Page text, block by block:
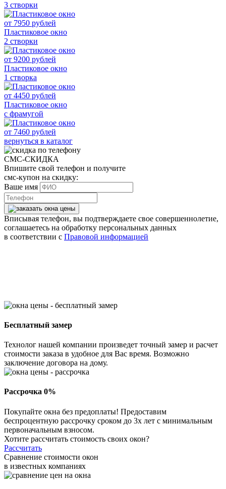
3 створки
от 7950 рублей
Пластиковое окно
2 створки
от 9200 рублей
Пластиковое окно
1 створка
от 4450 рублей
Пластиковое окно
с фрамугой
от 7460 рублей
вернуться в каталог
СМС-СКИДКА
Впишите свой телефон и получите
смс-купон на скидку:
Ваше имя
Вписывая телефон, вы подтверждаете свое совершеннолетие,
соглашаетесь на обработку персональных данных
в соответствии с Правовой информацией
Бесплатный замер
Технолог нашей компании произведет точный замер и расчет
стоимости заказа в удобное для Вас время. Возможно
заключение договора на дому.
Рассрочка 0%
Покупайте окна без предоплаты! Предоставим
беспроцентную рассрочку сроком до 3х лет с минимальным
первоначальным взносом.
Хотите рассчитать стоимость своих окон?
Рассчитать
Сравнение стоимости окон
в известных компаниях